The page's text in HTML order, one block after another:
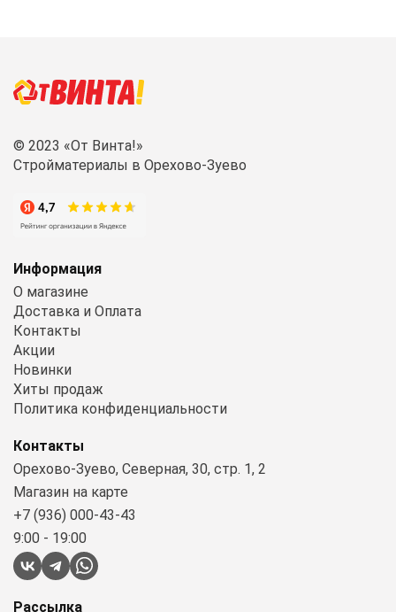
© 2023 «От Винта!»
Стройматериалы в Орехово-Зуево
Контакты
Орехово-Зуево, Северная, 30, стр. 1, 2
Магазин на карте
+7 (936) 000-43-43
9:00 - 19:00
Информация
О магазине
Доставка и Оплата
Контакты
Акции
Новинки
Хиты продаж
Политика конфиденциальности
Рассылка